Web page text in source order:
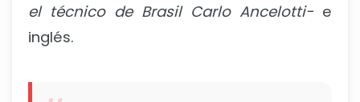
el técnico de Brasil Carlo Ancelotti- e
inglés.